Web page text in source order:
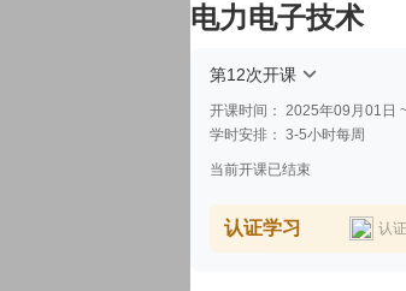
电力电子技术
第12次开课
开课时间： 2025年09月01日
学时安排： 3-5小时每周
当前开课已结束
认证学习 认